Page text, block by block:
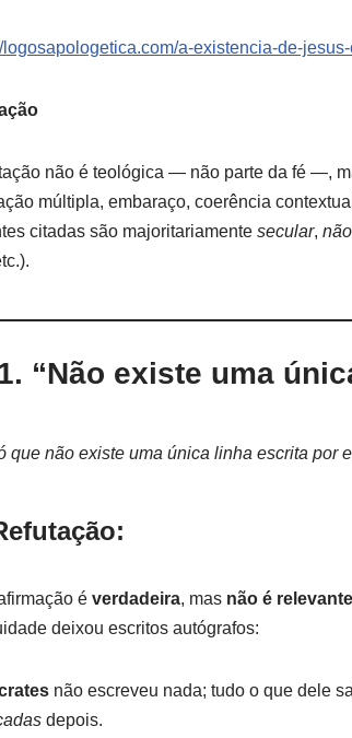
logosapologetica.com/a-existencia-de-
não é teológica — não parte da fé —,
múltipla, embaraço, coerência
citadas são majoritariamente secular,
“Não existe uma
que não existe uma única linha escrita
é verdadeira, mas não é
deixou escritos autógrafos:
não escreveu nada; tudo o que dele
depois.